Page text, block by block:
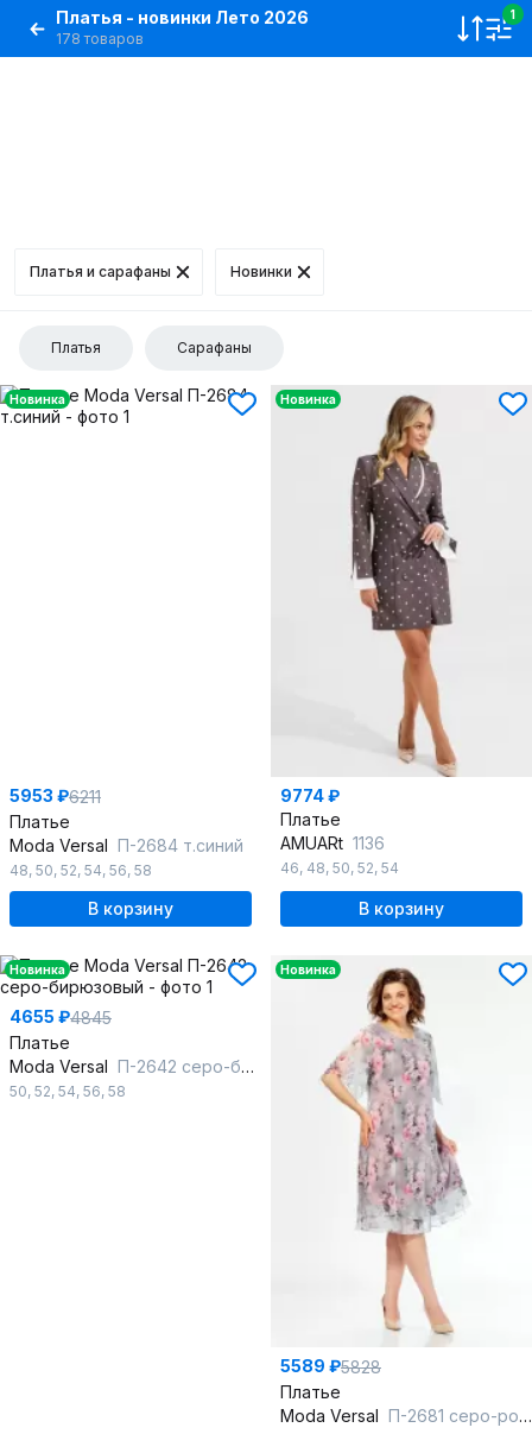
Платья - новинки Лето 2026
178 товаров
1
Платья и сарафаны Новинки
Платья Сарафаны
Новинка
5953 ₽6211
Платье
Moda Versal П-2684 т.синий
48, 50, 52, 54, 56, 58
В корзину
Новинка
9774 ₽
Платье
AMUARt 1136
46, 48, 50, 52, 54
В корзину
Новинка
4655 ₽4845
Платье
Moda Versal П-2642 серо-бирюзовый
50, 52, 54, 56, 58
Новинка
5589 ₽5828
Платье
Moda Versal П-2681 серо-розовый